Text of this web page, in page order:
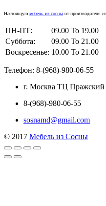
Настоящую мебель из сосны от производителя
ПН-ПТ:
09.00 To 19.00
Суббота:
09.00 To 21.00
Воскресенье: 10.00 To 21.00
Телефон: 8-(968)-980-06-55
г. Москва ТЦ Пражский
8-(968)-980-06-55
sosnamd@gmail.com
© 2017 Мебель из Сосны